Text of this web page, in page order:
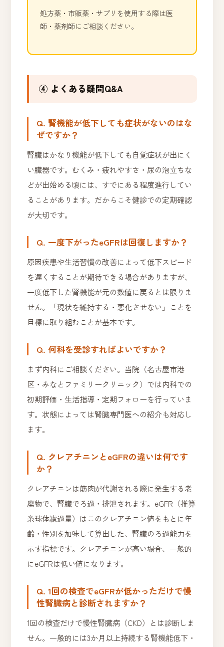
処方薬・市販薬・サプリを使用する際は医
師・薬剤師にご相談ください。
④ よくある疑問Q&A
Q. 腎機能が低下しても症状がないのはな
ぜですか？
腎臓はかなり機能が低下しても自覚症状が出にく
い臓器です。むくみ・疲れやすさ・尿の泡立ちな
どが出始める頃には、すでにある程度進行してい
ることがあります。だからこそ健診での定期確認
が大切です。
Q. 一度下がったeGFRは回復しますか？
原因疾患や生活習慣の改善によって低下スピード
を遅くすることが期待できる場合がありますが、
一度低下した腎機能が元の数値に戻るとは限りま
せん。「現状を維持する・悪化させない」ことを
目標に取り組むことが基本です。
Q. 何科を受診すればよいですか？
まず内科にご相談ください。当院（名古屋市港
区・みなとファミリークリニック）では内科での
初期評価・生活指導・定期フォローを行っていま
す。状態によっては腎臓専門医への紹介も対応し
ます。
Q. クレアチニンとeGFRの違いは何です
か？
クレアチニンは筋肉が代謝される際に発生する老
廃物で、腎臓でろ過・排泄されます。eGFR（推算
糸球体濾過量）はこのクレアチニン値をもとに年
齢・性別を加味して算出した、腎臓のろ過能力を
示す指標です。クレアチニンが高い場合、一般的
にeGFRは低い値になります。
Q. 1回の検査でeGFRが低かっただけで慢
性腎臓病と診断されますか？
1回の検査だけで慢性腎臓病（CKD）とは診断しま
せん。一般的には3か月以上持続する腎機能低下・